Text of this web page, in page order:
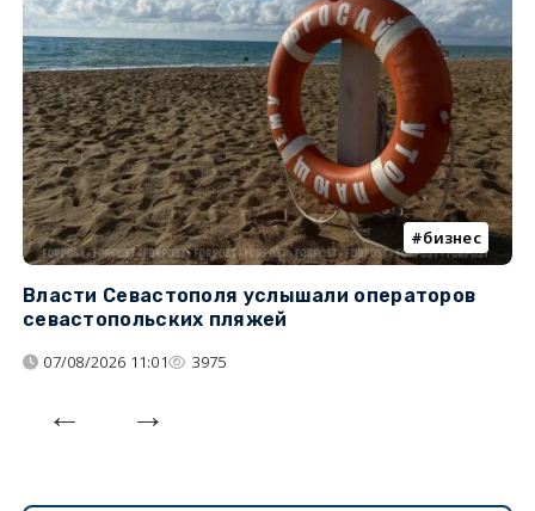
бизнес
Власти Севастополя услышали операторов
севастопольских пляжей
07/08/2026 11:01 3975